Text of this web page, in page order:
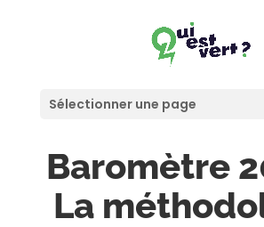
Sélectionner une page
Baromètre
La